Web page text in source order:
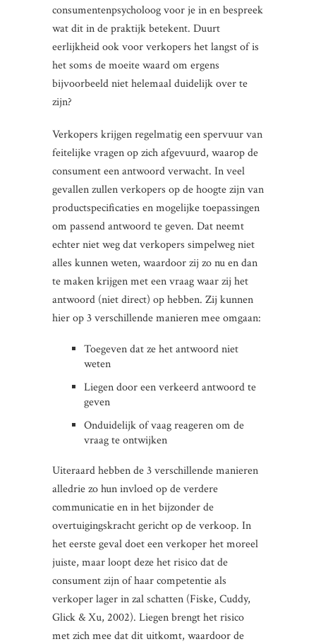
consumentenpsycholoog voor je in en bespreek
wat dit in de praktijk betekent. Duurt
eerlijkheid ook voor verkopers het langst of is
het soms de moeite waard om ergens
bijvoorbeeld niet helemaal duidelijk over te
zijn?
Verkopers krijgen regelmatig een spervuur van
feitelijke vragen op zich afgevuurd, waarop de
consument een antwoord verwacht. In veel
gevallen zullen verkopers op de hoogte zijn van
productspecificaties en mogelijke toepassingen
om passend antwoord te geven. Dat neemt
echter niet weg dat verkopers simpelweg niet
alles kunnen weten, waardoor zij zo nu en dan
te maken krijgen met een vraag waar zij het
antwoord (niet direct) op hebben. Zij kunnen
hier op 3 verschillende manieren mee omgaan:
Toegeven dat ze het antwoord niet
weten
Liegen door een verkeerd antwoord te
geven
Onduidelijk of vaag reageren om de
vraag te ontwijken
Uiteraard hebben de 3 verschillende manieren
alledrie zo hun invloed op de verdere
communicatie en in het bijzonder de
overtuigingskracht gericht op de verkoop. In
het eerste geval doet een verkoper het moreel
juiste, maar loopt deze het risico dat de
consument zijn of haar competentie als
verkoper lager in zal schatten (Fiske, Cuddy,
Glick & Xu, 2002). Liegen brengt het risico
met zich mee dat dit uitkomt, waardoor de